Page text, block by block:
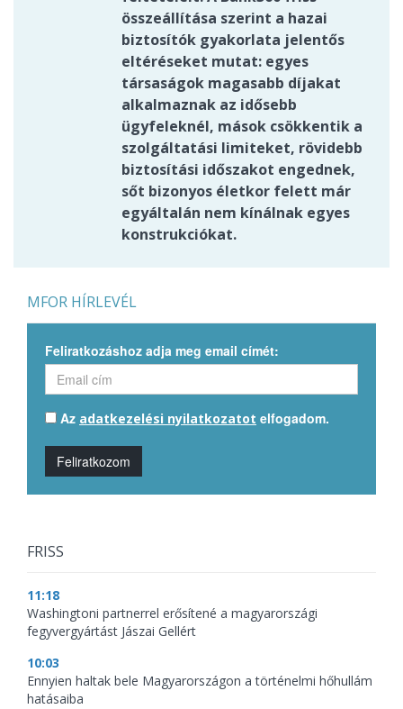
összeállítása szerint a hazai
biztosítók gyakorlata jelentős
eltéréseket mutat: egyes
társaságok magasabb díjakat
alkalmaznak az idősebb
ügyfeleknél, mások csökkentik a
szolgáltatási limiteket, rövidebb
biztosítási időszakot engednek,
sőt bizonyos életkor felett már
egyáltalán nem kínálnak egyes
konstrukciókat.
MFOR HÍRLEVÉL
Feliratkozáshoz adja meg email címét:
Az adatkezelési nyilatkozatot elfogadom.
Feliratkozom
FRISS
11:18
Washingtoni partnerrel erősítené a magyarországi
fegyvergyártást Jászai Gellért
10:03
Ennyien haltak bele Magyarországon a történelmi hőhullám
hatásaiba